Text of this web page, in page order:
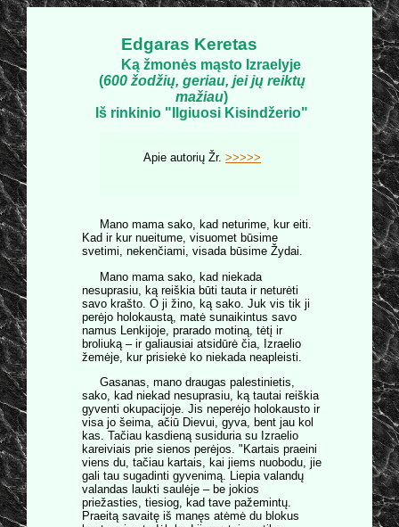
Edgaras Keretas
Ką žmonės mąsto Izraelyje
(600 žodžių, geriau, jei jų reiktų
mažiau)
Iš rinkinio "Ilgiuosi Kisindžerio"
Apie autorių Žr. >>>>>
Mano mama sako, kad neturime, kur eiti.
Kad ir kur nueitume, visuomet būsime
svetimi, nekenčiami, visada būsime Žydai.
Mano mama sako, kad niekada
nesuprasiu, ką reiškia būti tauta ir neturėti
savo krašto. O ji žino, ką sako. Juk vis tik ji
perėjo holokaustą, matė sunaikintus savo
namus Lenkijoje, prarado motiną, tėtį ir
broliuką – ir galiausiai atsidūrė čia, Izraelio
žemėje, kur prisiekė ko niekada neapleisti.
Gasanas, mano draugas palestinietis,
sako, kad niekad nesuprasiu, ką tautai reiškia
gyventi okupacijoje. Jis neperėjo holokausto ir
visa jo šeima, ačiū Dievui, gyva, bent jau kol
kas. Tačiau kasdieną susiduria su Izraelio
kareiviais prie sienos perėjos. "Kartais praeini
viens du, tačiau kartais, kai jiems nuobodu, jie
gali tau sugadinti gyvenimą. Liepia valandų
valandas laukti saulėje – be jokios
priežasties, tiesiog, kad tave pažemintų.
Praeitą savaitę iš manęs atėmė du blokus